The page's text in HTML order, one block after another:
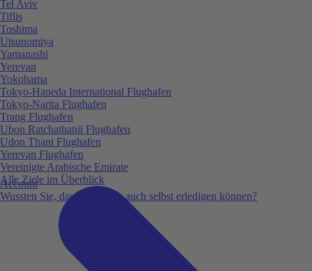
Account
Wussten Sie, dass Sie vieles auch selbst erledigen können?
Tel Aviv
Tiflis
Toshima
Utsunomiya
Yamanashi
Yerevan
Yokohama
Tokyo-Haneda International Flughafen
Tokyo-Narita Flughafen
Trang Flughafen
Ubon Ratchathanii Flughafen
Udon Thani Flughafen
Yerevan Flughafen
Vereinigte Arabische Emirate
Alle Ziele im Überblick